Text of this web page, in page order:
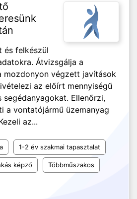
és felkészül
Átvizsgálja a
mozdonyon végzett javítások
az előírt mennyiségű
segédanyagokat. Ellenőrzi,
a vontatójármű üzemanyag
az...
1-2 év szakmai tapasztalat
képző Többműszakos